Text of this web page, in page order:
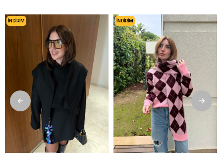
İNDIRIM İNDIRIM